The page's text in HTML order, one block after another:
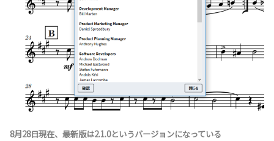
8月28日現在、最新版は2.1.0というバージョンになっている